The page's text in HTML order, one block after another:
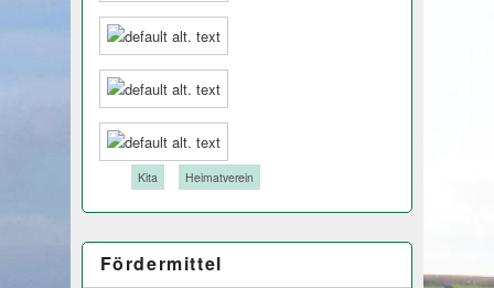
Kita Heimatverein
Fördermittel